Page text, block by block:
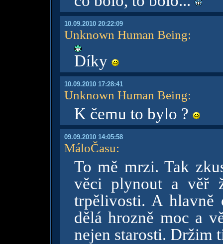
10.09.2010 20:22:09
Unknown Human Being:
Díky
10.09.2010 17:28:41
Unknown Human Being:
K čemu to bylo ?
09.09.2010 14:05:58
MáloČasu:
To mě mrzi. Tak
věci plynout a věř
trpělivosti. A hlavně
dělá hrozně moc a
nejen starosti. Držim